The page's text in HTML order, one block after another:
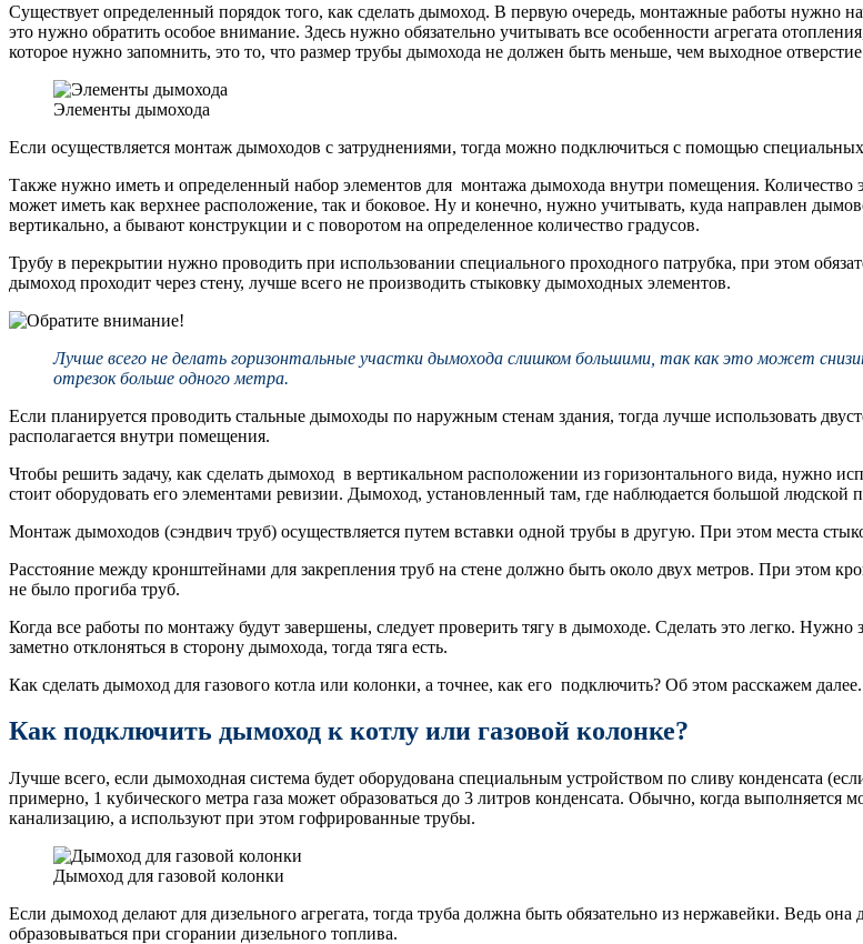
Существует определенный порядок того, как сделать дымоход. В первую очередь, монтажные работы нужно
это нужно обратить особое внимание. Здесь нужно обязательно учитывать все особенности агрегата
которое нужно запомнить, это то, что размер трубы дымохода не должен быть меньше, чем выходное
Элементы дымохода
Если осуществляется монтаж дымоходов с затруднениями, тогда можно подключиться с помощью
Также нужно иметь и определенный набор элементов для монтажа дымохода внутри помещения. Количество
может иметь как верхнее расположение, так и боковое. Ну и конечно, нужно учитывать, куда направлен
вертикально, а бывают конструкции и с поворотом на определенное количество градусов.
Трубу в перекрытии нужно проводить при использовании специального проходного патрубка, при этом
дымоход проходит через стену, лучше всего не производить стыковку дымоходных элементов.
Лучше всего не делать горизонтальные участки дымохода слишком большими, так как это может
отрезок больше одного метра.
Если планируется проводить стальные дымоходы по наружным стенам здания, тогда лучше использовать
располагается внутри помещения.
Чтобы решить задачу, как сделать дымоход в вертикальном расположении из горизонтального вида, нужно
стоит оборудовать его элементами ревизии. Дымоход, установленный там, где наблюдается большой
Монтаж дымоходов (сэндвич труб) осуществляется путем вставки одной трубы в другую. При этом места
Расстояние между кронштейнами для закрепления труб на стене должно быть около двух метров. При этом
не было прогиба труб.
Когда все работы по монтажу будут завершены, следует проверить тягу в дымоходе. Сделать это легко.
заметно отклоняться в сторону дымохода, тогда тяга есть.
Как сделать дымоход для газового котла или колонки, а точнее, как его подключить? Об этом расскажем далее.
Как подключить дымоход к котлу или газовой колонке?
Лучше всего, если дымоходная система будет оборудована специальным устройством по сливу конденсата
примерно, 1 кубического метра газа может образоваться до 3 литров конденсата. Обычно, когда
канализацию, а используют при этом гофрированные трубы.
Дымоход для газовой колонки
Если дымоход делают для дизельного агрегата, тогда труба должна быть обязательно из нержавейки. Ведь
образовываться при сгорании дизельного топлива.